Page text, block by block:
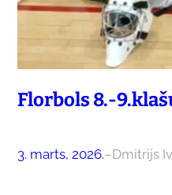
Florbols 8.-
3. marts, 2026.–Dmitrijs